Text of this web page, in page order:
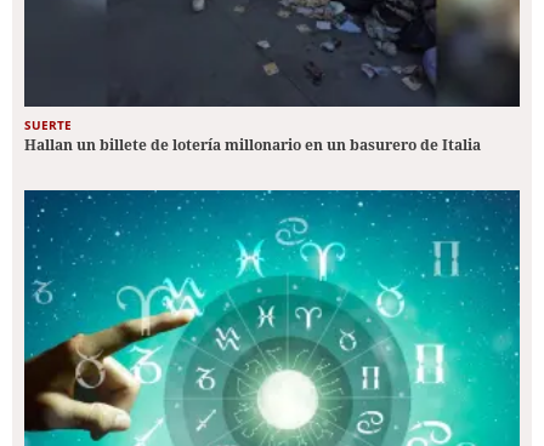
SUERTE
Hallan un billete de lotería millonario en un basurero de Italia